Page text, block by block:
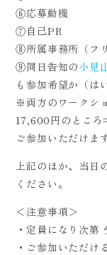
⑥応募動機
⑦自己PR
⑧所属事務所（フ
⑨同日告知の小見
も参加希望か（は
※両方のワークシ
17,600円のとこ
ご参加いただけます
上記のほか、当日
ください。
＜注意事項＞
・定員になり次第
・ご参加いただけ